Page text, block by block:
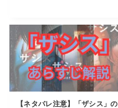
【ネタバレ注意】「ザシス」の